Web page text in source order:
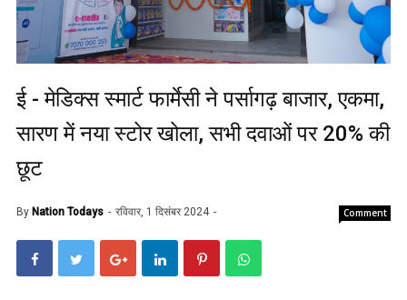
ई - मेडिक्स स्मार्ट फार्मेसी ने पर्सागढ़ बाजार, एकमा,
सारण में नया स्टोर खोला, सभी दवाओं पर 20% की
छूट
By Nation Todays रविवार, 1 दिसंबर 2024 Comment